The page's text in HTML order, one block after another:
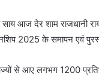
आज देर शाम राजधानी
2025 के समापन एवं
से आए लगभग 1200